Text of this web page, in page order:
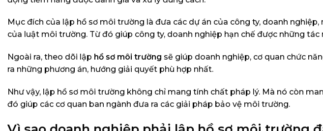
Mục đích của lập hồ sơ môi trường là đưa các dự án của công ty, doanh
của luật môi trường. Từ đó giúp công ty, doanh nghiệp hạn chế được những
Ngoài ra, theo dõi lập hồ sơ môi trường sẽ giúp doanh nghiệp, cơ quan chức
ra những phương án, hướng giải quyết phù hợp nhất.
Như vậy, lập hồ sơ môi trường không chỉ mang tính chất pháp lý. Mà nó còn
đó giúp các cơ quan ban ngành đưa ra các giải pháp bảo vệ môi trường.